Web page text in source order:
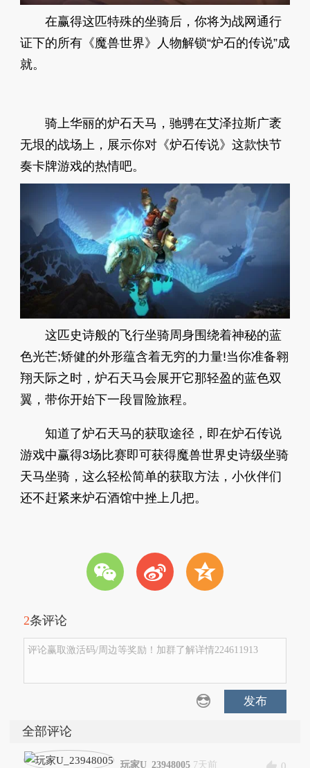
在赢得这匹特殊的坐骑后，你将为战网通行
证下的所有《魔兽世界》人物解锁“炉石的传说”成
就。
骑上华丽的炉石天马，驰骋在艾泽拉斯广袤
无垠的战场上，展示你对《炉石传说》这款快节
奏卡牌游戏的热情吧。
这匹史诗般的飞行坐骑周身围绕着神秘的蓝
色光芒;矫健的外形蕴含着无穷的力量!当你准备翱
翔天际之时，炉石天马会展开它那轻盈的蓝色双
翼，带你开始下一段冒险旅程。
知道了炉石天马的获取途径，即在炉石传说
游戏中赢得3场比赛即可获得魔兽世界史诗级坐骑
天马坐骑，这么轻松简单的获取方法，小伙伴们
还不赶紧来炉石酒馆中挫上几把。
w t z
2条评论
评论赢取激活码/周边等奖励！加群了解详情224611913
发布
全部评论
玩家U_23948005 7天前 0